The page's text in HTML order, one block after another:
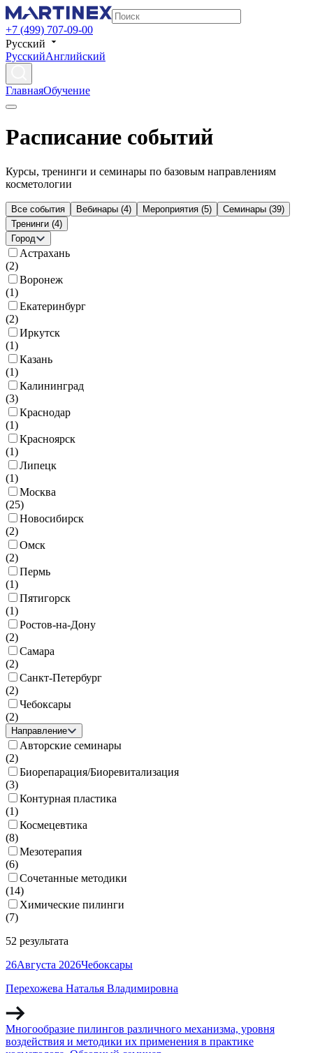
+7 (499) 707-09-00
Русский
РусскийАнглийский
ГлавнаяОбучение
Расписание событий
Курсы, тренинги и семинары по базовым направлениям
косметологии
Все события Вебинары (4) Мероприятия (5) Семинары (39)
Тренинги (4)
Город
Астрахань
(2)
Воронеж
(1)
Екатеринбург
(2)
Иркутск
(1)
Казань
(1)
Калининград
(3)
Краснодар
(1)
Красноярск
(1)
Липецк
(1)
Москва
(25)
Новосибирск
(2)
Омск
(2)
Пермь
(1)
Пятигорск
(1)
Ростов-на-Дону
(2)
Самара
(2)
Санкт-Петербург
(2)
Чебоксары
(2)
Направление
Авторские семинары
(2)
Биорепарация/Биоревитализация
(3)
Контурная пластика
(1)
Космецевтика
(8)
Мезотерапия
(6)
Сочетанные методики
(14)
Химические пилинги
(7)
52 результата
26Августа 2026Чебоксары
Перехожева Наталья Владимировна
Многообразие пилингов различного механизма, уровня
воздействия и методики их применения в практике